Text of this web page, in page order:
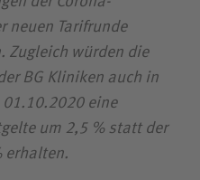
neuen Tarifrunde
Zugleich würden die
BG Kliniken auch in
01.10.2020 eine
um 2,5 % statt der
erhalten.